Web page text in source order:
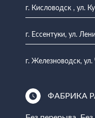
г. Кисловодск , ул.
г. Ессентуки, ул.
г. Железноводск, ул.
ФАБРИКА